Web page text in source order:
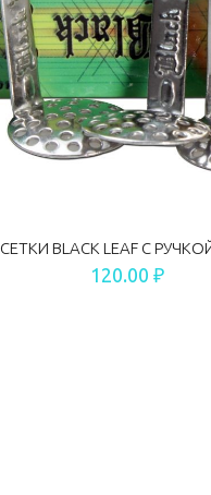
СЕТКИ BLACK LEAF С
120.00 ₽